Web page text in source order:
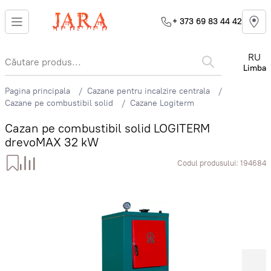
+ 373 69 83 44 42
RU
Limba
Pagina principala
Cazane pentru incalzire centrala
Cazane pe combustibil solid
Cazane Logiterm
Cazan pe combustibil solid LOGITERM
drevoMAX 32 kW
Codul produsului: 194684